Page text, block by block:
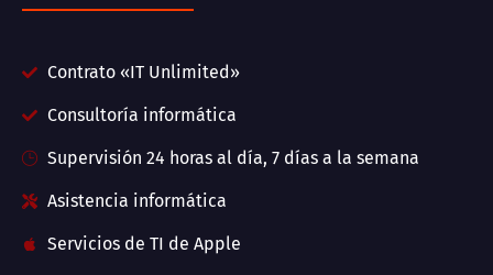
Contrato «IT Unlimited»
Consultoría informática
Supervisión 24 horas al día, 7 días a la semana
Asistencia informática
Servicios de TI de Apple